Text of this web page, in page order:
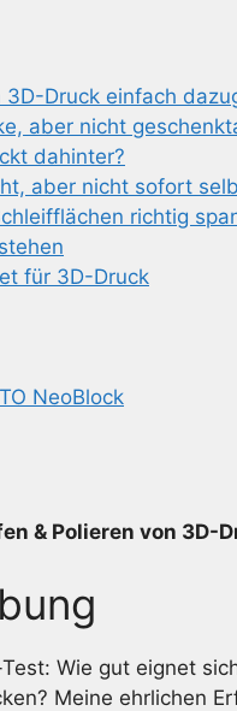
Druck einfach
aber nicht
dahinter?
aber nicht sofort
richtig
für 3D-Druck
NeoBlock
& Polieren von 3D-
Wie gut eignet
Meine ehrlichen